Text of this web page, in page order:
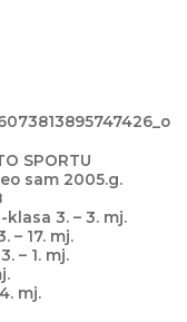
SPORTU
sam 2005.g.
3. – 3. mj.
– 17. mj.
– 1. mj.
mj.